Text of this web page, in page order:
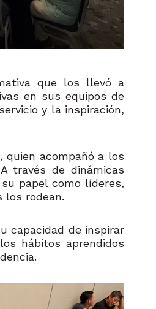
que los llevó a
en sus equipos de
y la inspiración,
, quien acompañó a los
través de dinámicas
papel como líderes,
los rodean.
capacidad de inspirar
hábitos aprendidos